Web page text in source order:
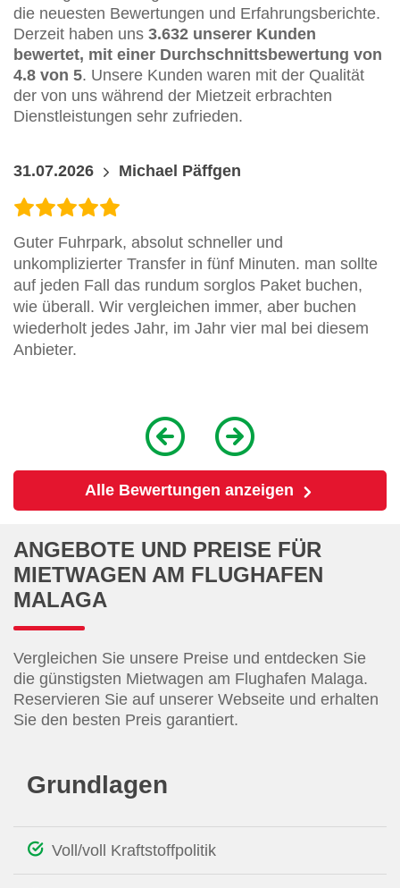
die neuesten Bewertungen und Erfahrungsberichte.
Derzeit haben uns 3.632 unserer Kunden
bewertet, mit einer Durchschnittsbewertung von
4.8 von 5. Unsere Kunden waren mit der Qualität
der von uns während der Mietzeit erbrachten
Dienstleistungen sehr zufrieden.
31.07.2026 Michael Päffgen
Guter Fuhrpark, absolut schneller und
unkomplizierter Transfer in fünf Minuten. man sollte
auf jeden Fall das rundum sorglos Paket buchen,
wie überall. Wir vergleichen immer, aber buchen
wiederholt jedes Jahr, im Jahr vier mal bei diesem
Anbieter.
Alle Bewertungen anzeigen
ANGEBOTE UND PREISE FÜR
MIETWAGEN AM FLUGHAFEN
MALAGA
Vergleichen Sie unsere Preise und entdecken Sie
die günstigsten Mietwagen am Flughafen Malaga.
Reservieren Sie auf unserer Webseite und erhalten
Sie den besten Preis garantiert.
Grundlagen
Voll/voll Kraftstoffpolitik